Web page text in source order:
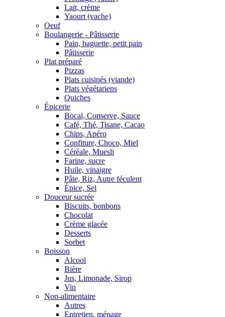
Lait, crème
Yaourt (vache)
Oeuf
Boulangerie - Pâtisserie
Pain, baguette, petit pain
Pâtisserie
Plat préparé
Pizzas
Plats cuisinés (viande)
Plats végétariens
Quiches
Épicerie
Bocal, Conserve, Sauce
Café, Thé, Tisane, Cacao
Chips, Apéro
Confiture, Choco, Miel
Céréale, Muesli
Farine, sucre
Huile, vinaigre
Pâte, Riz, Autre féculent
Épice, Sel
Douceur sucrée
Biscuits, bonbons
Chocolat
Crème glacée
Desserts
Sorbet
Boisson
Alcool
Bière
Jus, Limonade, Sirop
Vin
Non-alimentaire
Autres
Entretien, ménage